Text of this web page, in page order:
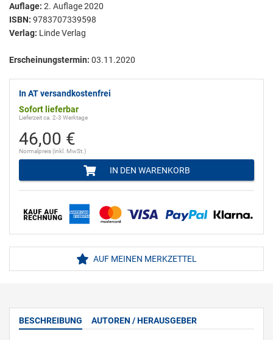
Auflage: 2. Auflage 2020
ISBN: 9783707339598
Verlag: Linde Verlag
Erscheinungstermin: 03.11.2020
In AT versandkostenfrei
Sofort lieferbar
Lieferzeit ca. 2-3 Werktage
46,00 €
Normalpreis (inkl. MwSt.)
IN DEN WARENKORB
AUF MEINEN MERKZETTEL
BESCHREIBUNG AUTOREN / HERAUSGEBER